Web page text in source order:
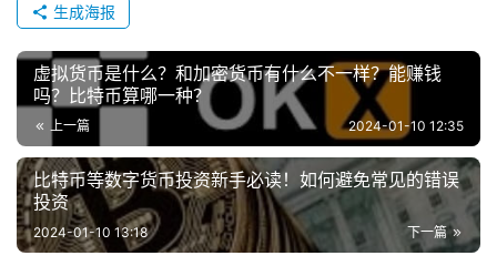
生成海报
虚拟货币是什么？和加密货币有什么不一样？能赚钱
吗？比特币算哪一种？
上一篇 2024-01-10 12:35
比特币等数字货币投资新手必读！如何避免常见的错误
投资
下一篇
2024-01-10 13:18